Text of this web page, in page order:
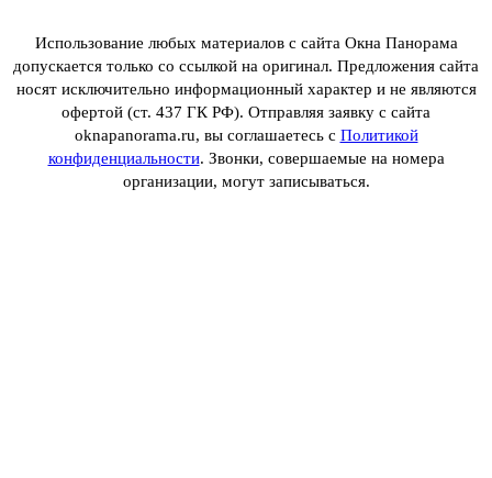
Использование любых материалов с сайта Окна Панорама
допускается только со ссылкой на оригинал. Предложения сайта
носят исключительно информационный характер и не являются
офертой (ст. 437 ГК РФ). Отправляя заявку с сайта
oknapanorama.ru, вы соглашаетесь с Политикой
конфиденциальности. Звонки, совершаемые на номера
организации, могут записываться.